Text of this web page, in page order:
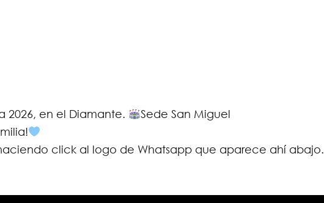
2026, en el Diamante.
Sede San Miguel
click al logo de Whatsapp que aparece ahí abajo.